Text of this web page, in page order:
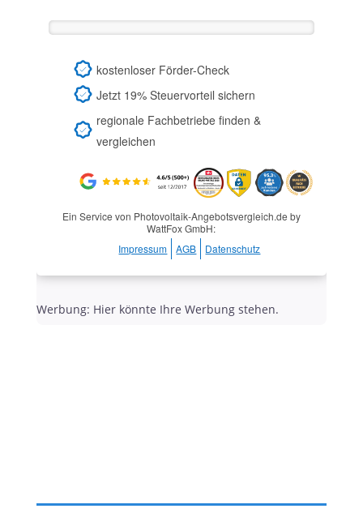
kostenloser Förder-Check
Jetzt 19% Steuervorteil sichern
regionale Fachbetriebe finden &
vergleichen
Ein Service von Photovoltaik-Angebotsvergleich.de by
WattFox GmbH:
Impressum
AGB Datenschutz
Werbung: Hier könnte Ihre Werbung stehen.